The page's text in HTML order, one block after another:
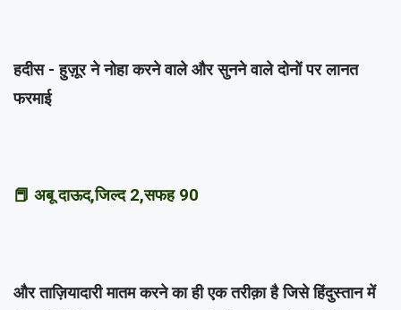
हदीस - हुज़ूर ने नोहा करने वाले और सुनने वाले दोनों पर लानत
फरमाई
📕 अबू दाऊद,जिल्द 2,सफह 90
और ताज़ियादारी मातम करने का ही एक तरीक़ा है जिसे हिंदुस्तान में